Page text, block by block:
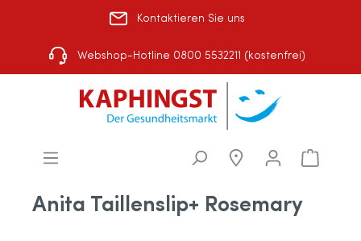
Kontaktieren Sie uns
Webshop-Hotline 0800 5532211 (kostenfrei)
Anita Taillenslip+ Rosemary